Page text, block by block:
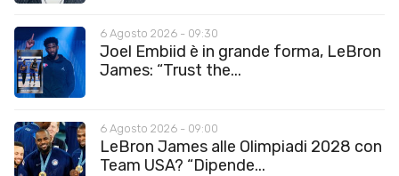
6 Agosto 2026 - 09:30
Joel Embiid è in grande forma, LeBron
James: “Trust the...
6 Agosto 2026 - 09:00
LeBron James alle Olimpiadi 2028 con
Team USA? “Dipende...